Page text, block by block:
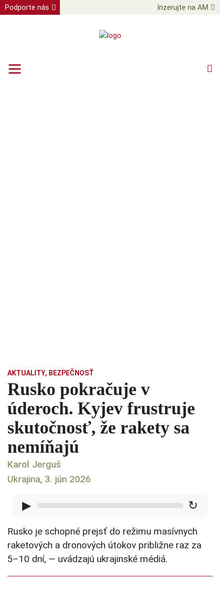
Podporte nás Inzerujte na AM
AKTUALITY, BEZPEČNOSŤ
Rusko pokračuje v
úderoch. Kyjev frustruje
skutočnosť, že rakety sa
nemíňajú
Karol Jerguš
Ukrajina, 3. jún 2026
▶ ↻
Rusko je schopné prejsť do režimu masívnych
raketových a dronových útokov približne raz za
5–10 dní, — uvádzajú ukrajinské médiá.